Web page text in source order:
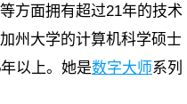
方面拥有超过21年的技术
州大学的计算机科学硕士
以上。她是数字大师系列